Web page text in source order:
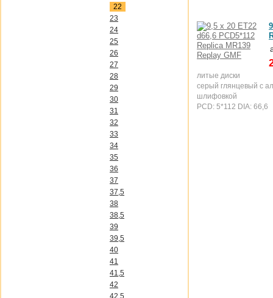
22
23
24
25
26
27
28
29
30
31
32
33
34
35
36
37
37,5
38
38,5
39
39,5
40
41
41,5
42
42,5
литые диски
серый глянцевый с
шлифовкой
PCD: 5*112 DIA: 66,6